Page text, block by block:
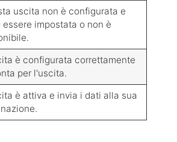
uscita non è configurata e
essere impostata o non è
è configurata correttamente
per l'uscita.
è attiva e invia i dati alla sua